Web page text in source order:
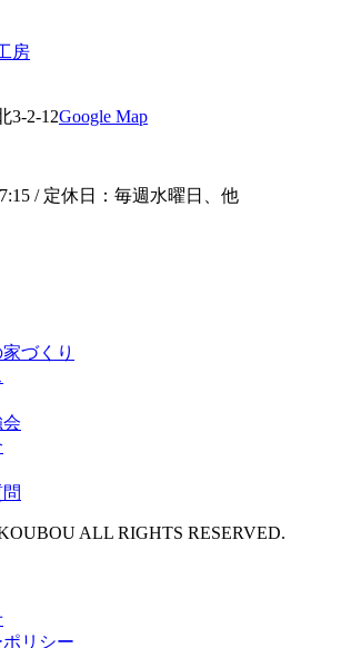
3-2-12Google Map
/ 定休日：毎週水曜日、他
づくり
ALL RIGHTS RESERVED.
リシー